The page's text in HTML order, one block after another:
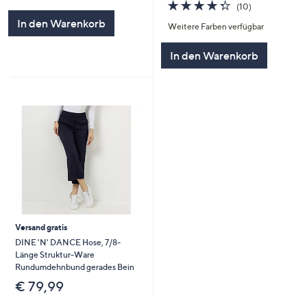
In den Warenkorb
4.3
von
5
(10)10
Weitere Farben verfügbar
In den Warenkorb
Versand gratis
DINE 'N' DANCE Hose, 7/8-
Länge Struktur-Ware
Rundumdehnbund gerades Bein
€ 79,99